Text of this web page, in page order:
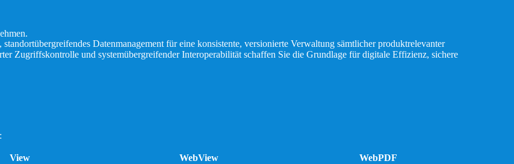
Datenmanagement für eine konsistente, versionierte Verwaltung sämtlicher produktrelevanter
Zugriffskontrolle und systemübergreifender Interoperabilität schaffen Sie die Grundlage für digitale Effizienz, sichere
View WebView WebPDF